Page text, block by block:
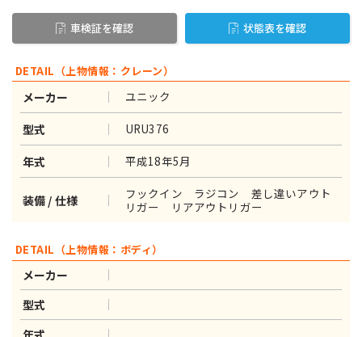
車検証を確認 状態表を確認
DETAIL（上物情報：クレーン）
メーカー ユニック
型式 URU376
年式 平成18年5月
装備 / 仕様
フックイン ラジコン 差し違いアウト
リガー リアアウトリガー
DETAIL（上物情報：ボディ）
メーカー
型式